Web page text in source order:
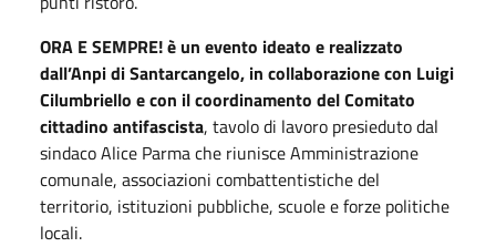
ORA E SEMPRE! è un evento ideato e realizzato
dall’Anpi di Santarcangelo, in collaborazione con Luigi
Cilumbriello e con il coordinamento del Comitato
cittadino antifascista, tavolo di lavoro presieduto dal
sindaco Alice Parma che riunisce Amministrazione
comunale, associazioni combattentistiche del
territorio, istituzioni pubbliche, scuole e forze politiche
locali.